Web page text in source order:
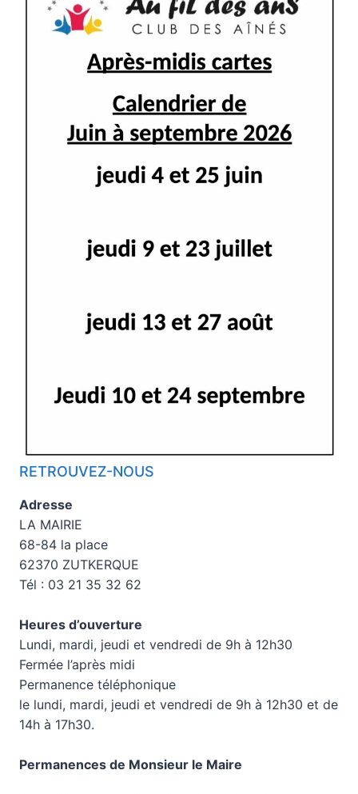
RETROUVEZ-NOUS
Adresse
LA MAIRIE
68-84 la place
62370 ZUTKERQUE
Tél : 03 21 35 32 62
Heures d’ouverture
Lundi, mardi, jeudi et vendredi de 9h à 12h30
Fermée l’après midi
Permanence téléphonique
le lundi, mardi, jeudi et vendredi de 9h à 12h30 et de
14h à 17h30.
Permanences de Monsieur le Maire